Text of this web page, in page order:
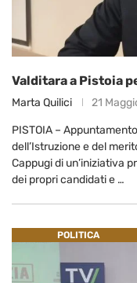
Valditara a Pistoia
Marta Quilici 21
PISTOIA –
dell’Istruzione e del
Cappugi di un’iniziativa
dei propri candidati e …
POLITICA